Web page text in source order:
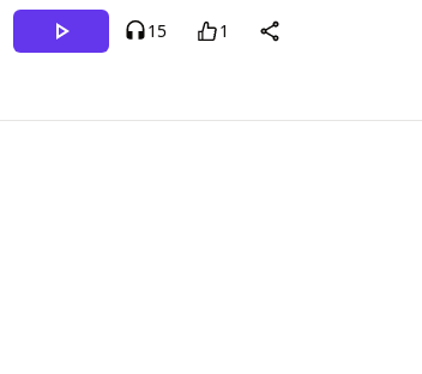
15
1